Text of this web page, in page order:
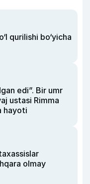
qurilishi bo‘yicha
edi”. Bir umr
ustasi Rimma
hayoti
olmay